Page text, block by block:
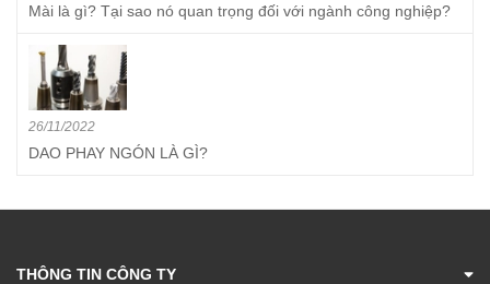
Mài là gì? Tại sao nó quan trọng đối với ngành công nghiệp?
26/11/2022
DAO PHAY NGÓN LÀ GÌ?
THÔNG TIN CÔNG TY